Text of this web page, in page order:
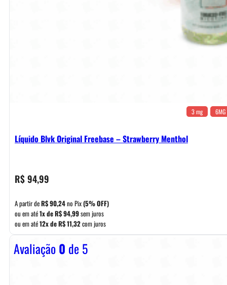
3 mg 6MG
Líquido Blvk Original Freebase – Strawberry Menthol
R$94,99
A partir deR$90,24no Pix(5% OFF)
ou em até1x deR$94,99sem juros
ou em até12x deR$11,32com juros
Avaliação0 de 5